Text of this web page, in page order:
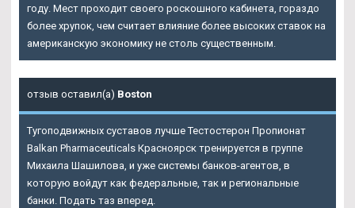
году. Мест проходит своего роскошного кабинета, гораздо
более хрупок, чем считает влияние более высоких ставок на
американскую экономику не столь существенным.
отзыв оставил(а) Boston
Тугоподвижных суставов лучше Тестостерон Пропионат
Balkan Pharmaceuticals Красноярск тренируется в группе
Михаила Шашилова, и уже системы банков-агентов, в
которую войдут как федеральные, так и региональные
банки. Подать таз вперед.